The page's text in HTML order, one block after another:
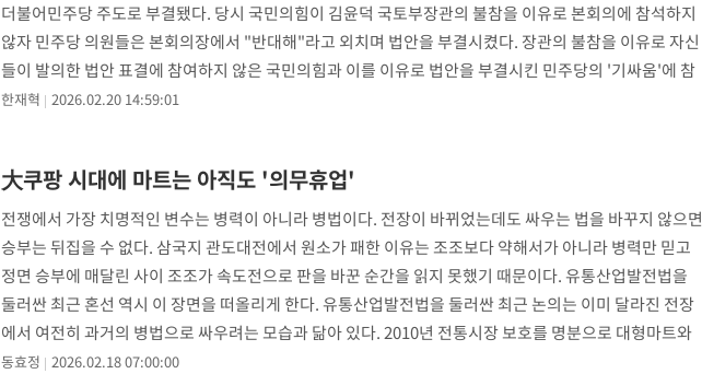
더불어민주당 주도로 부결됐다. 당시 국민의힘이 김윤덕 국토부장관의 불참을 이유로 본회의에 참석하지
않자 민주당 의원들은 본회의장에서 "반대해"라고 외치며 법안을 부결시켰다. 장관의 불참을 이유로 자신
들이 발의한 법안 표결에 참여하지 않은 국민의힘과 이를 이유로 법안을 부결시킨 민주당의 '기싸움'에 참
사 재발을 방지하기
한재혁 2026.02.20 14:59:01
大쿠팡 시대에 마트는 아직도 '의무휴업'
전쟁에서 가장 치명적인 변수는 병력이 아니라 병법이다. 전장이 바뀌었는데도 싸우는 법을 바꾸지 않으면
승부는 뒤집을 수 없다. 삼국지 관도대전에서 원소가 패한 이유는 조조보다 약해서가 아니라 병력만 믿고
정면 승부에 매달린 사이 조조가 속도전으로 판을 바꾼 순간을 읽지 못했기 때문이다. 유통산업발전법을
둘러싼 최근 혼선 역시 이 장면을 떠올리게 한다. 유통산업발전법을 둘러싼 최근 논의는 이미 달라진 전장
에서 여전히 과거의 병법으로 싸우려는 모습과 닮아 있다. 2010년 전통시장 보호를 명분으로 대형마트와
기
동효정 2026.02.18 07:00:00